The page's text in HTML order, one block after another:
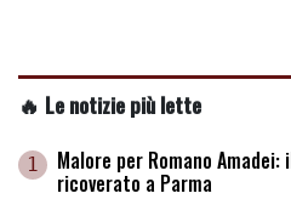
🔥 Le notizie più lette
1 Malore per Romano
ricoverato a Parma